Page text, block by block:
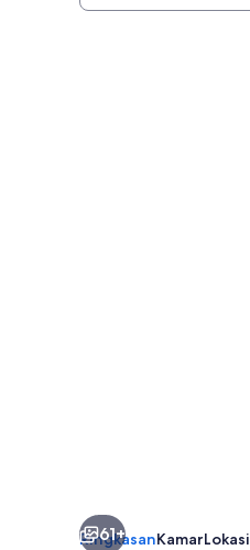
61+
RingkasanKamarLokasi